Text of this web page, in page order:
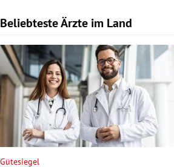
Beliebteste Ärzte im Land
Slide 1 von 1
Gütesiegel